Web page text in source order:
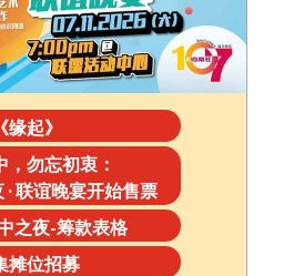
《缘起》
，勿忘初衷：
· 联谊晚宴开始售票
之夜-筹款表格
摊位招募